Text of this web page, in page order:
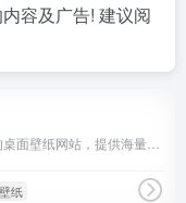
容及广告! 建议阅
纸